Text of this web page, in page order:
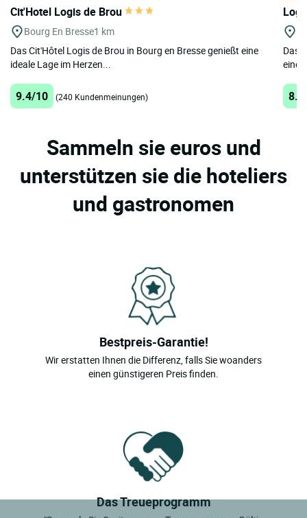
Cit'Hotel Logis de Brou
Bourg En Bresse1 km
Das Cit'Hôtel Logis de Brou in Bourg en Bresse genießt eine
ideale Lage im Herzen...
9.4/10 (240 Kundenmeinungen)
Das
einer
Sammeln sie euros und
unterstützen sie die hoteliers
und gastronomen
Bestpreis-Garantie!
Wir erstatten Ihnen die Differenz, falls Sie woanders
einen günstigeren Preis finden.
Das Treueprogramm